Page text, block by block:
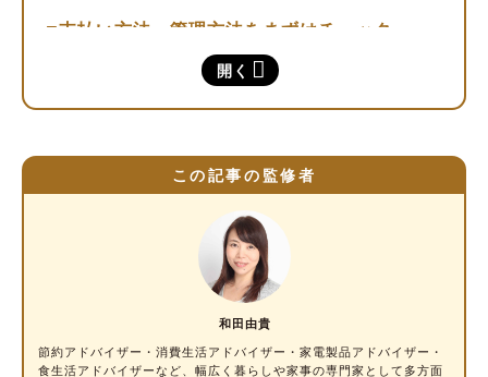
開く
支払い方法・管理方法をまずはチェック
電気代、ガス代、水道代のお手軽な節約テクニ
ガス代、水道代の節約術
水道光熱費の節約はポイントを押さえることが
この記事の監修者
和田由貴
節約アドバイザー・消費生活アドバイザー ・家電製品アドバイザー・
食生活アドバイザーなど、幅広く暮らしや家事の専門家として多方面